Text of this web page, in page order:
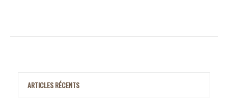
ARTICLES RÉCENTS